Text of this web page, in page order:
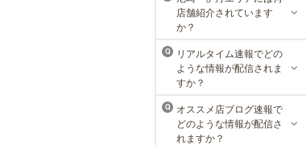
回限定体験コースも多数取り揃えて
おります。
店舗紹介されています
か？
Q
リアルタイム速報でどの
ような情報が配信されま
すか？
Q
オススメ店ブログ速報で
どのような情報が配信さ
れますか？